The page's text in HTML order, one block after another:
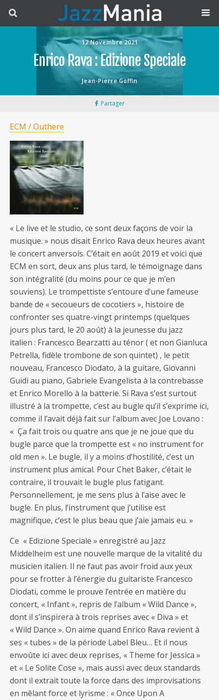
12 Novembre 2021
Enrico Rava : Edizione Speciale
Jean-Pierre Goffin
Partager
ECM / Outhere
« Le live et le studio, ce sont deux façons de voir la
musique. » nous disait Enrico Rava deux heures avant
le concert anversois. C’était en août 2019 et voici que
ECM en sort, deux ans plus tard, le témoignage dans
son intégralité (du moins pour ce que je m’en
souviens). Le trompettiste s’entoure d’une fameuse
bande de « secoueurs de cocotiers », histoire de
confronter ses quatre-vingt printemps (quelques
jours plus tard, le 20 août) à la jeunesse du jazz
italien : Francesco Bearzatti au ténor ( et non Gianluca
Petrella, fidèle trombone de son quintet) , le petit
nouveau, Francesco Diodato, à la guitare, Giovanni
Guidi au piano, Gabriele Evangelista à la contrebasse
et Enrico Morello à la batterie. Si Rava s’est surtout
illustré à la trompette, c’est au bugle qu’il s’exprime ici,
comme il l’avait déjà fait sur l’album avec Joe Lovano :
« Ça fait trois ou quatre ans que je ne joue que du
bugle parce que la trompette est « no instrument for
old men ». Le bugle, il y a moins d’hostilité, c’est un
instrument plus amical. Pour Chet Baker, c’était le
contraire, il trouvait le bugle plus fatigant.
Personnellement, je me sens plus à l’aise avec le
bugle. En plus, l’instrument que j’utilise est
magnifique, c’est le plus beau que j’aie jamais eu. »
Ce « Edizione Speciale » enregistré au Jazz
Middelheim est une nouvelle marque de la vitalité du
musicien italien. Il ne faut pas avoir froid aux yeux
pour se frotter à l’énergie du guitariste Francesco
Diodati, comme le prouve l’entrée en matière du
concert, « Infant », repris de l’album « Wild Dance »,
dont il s’inspirera à trois reprises avec « Diva » et
« Wild Dance ». On aime quand Enrico Rava revient à
ses « tubes » de la période Label Bleu… Et il nous
envoûte ici avec deux reprises, « Theme for Jessica »
et « Le Solite Cose », mais aussi avec deux standards
dont il extrait toute la force dans des improvisations
en mêlant force et lyrisme : « Once Upon A